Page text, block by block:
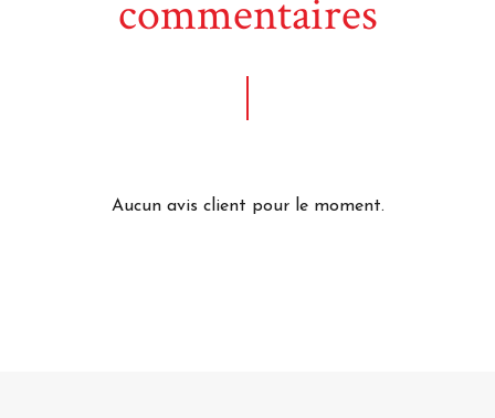
commentaires
Aucun avis client pour le moment.